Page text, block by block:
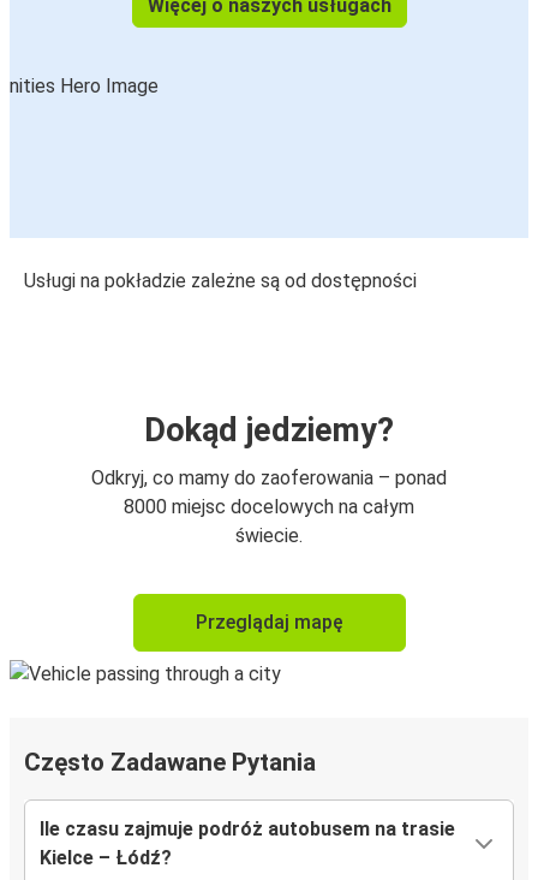
Więcej o naszych usługach
Usługi na pokładzie zależne są od dostępności
Dokąd jedziemy?
Odkryj, co mamy do zaoferowania – ponad
8000 miejsc docelowych na całym
świecie.
Przeglądaj mapę
Często Zadawane Pytania
Ile czasu zajmuje podróż autobusem na trasie
Kielce – Łódź?